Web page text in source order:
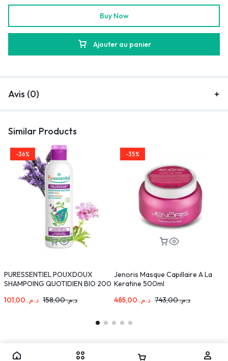
Ajouter au panier
Buy Now
Avis (0)
Similar Products
-36%
PURESSENTIEL POUXDOUX
SHAMPOING QUOTIDIEN BIO 200
د.م. د.م.158,00
-35%
Jenoris Masque Capillaire A La
Keratine 500ml
د.م.
د.م.743,00